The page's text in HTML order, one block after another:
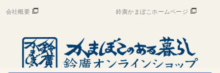
会社概要 鈴廣かまぼこホームページ